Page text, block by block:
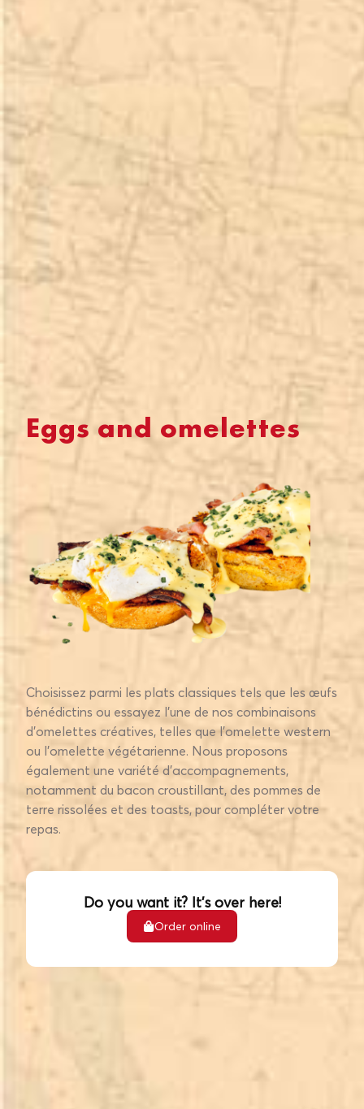
Eggs and omelettes
Choisissez parmi les plats classiques tels que les œufs
bénédictins ou essayez l’une de nos combinaisons
d’omelettes créatives, telles que l’omelette western
ou l’omelette végétarienne. Nous proposons
également une variété d’accompagnements,
notamment du bacon croustillant, des pommes de
terre rissolées et des toasts, pour compléter votre
repas.
Do you want it? It's over here!
Order online